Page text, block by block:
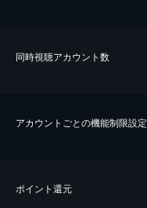
同時視聴アカウント数
アカウントごとの機能制限設定
ポイント還元